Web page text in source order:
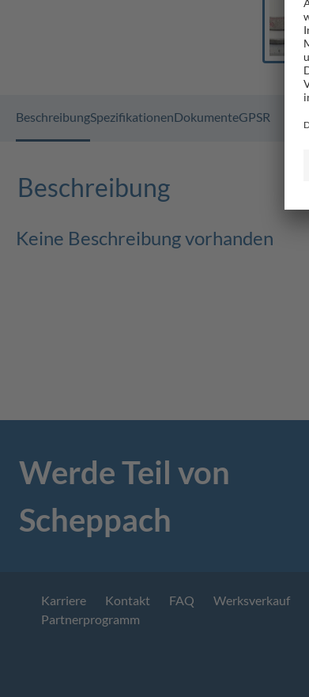
BeschreibungSpezifikationenDokumenteGPSR
Beschreibung
Keine Beschreibung vorhanden
Werde Teil von
Scheppach
Karriere Kontakt FAQ
Werksverkauf
Partnerprogramm